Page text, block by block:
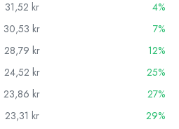
31,52 kr
4%
30,53 kr
7%
28,79 kr
12%
24,52 kr
25%
23,86 kr
27%
23,31 kr
29%